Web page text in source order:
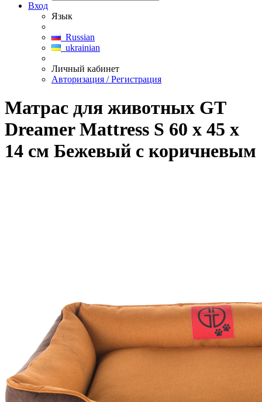
Вход
Язык
Russian
ukrainian
Личный кабинет
Авторизация / Регистрация
Матрас для животных GT
Dreamer Mattress S 60 x 45 x
14 см Бежевый с коричневым